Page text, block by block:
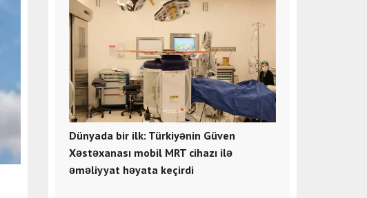
Dünyada bir ilk: Türkiyənin Güven
Xəstəxanası mobil MRT cihazı ilə
əməliyyat həyata keçirdi